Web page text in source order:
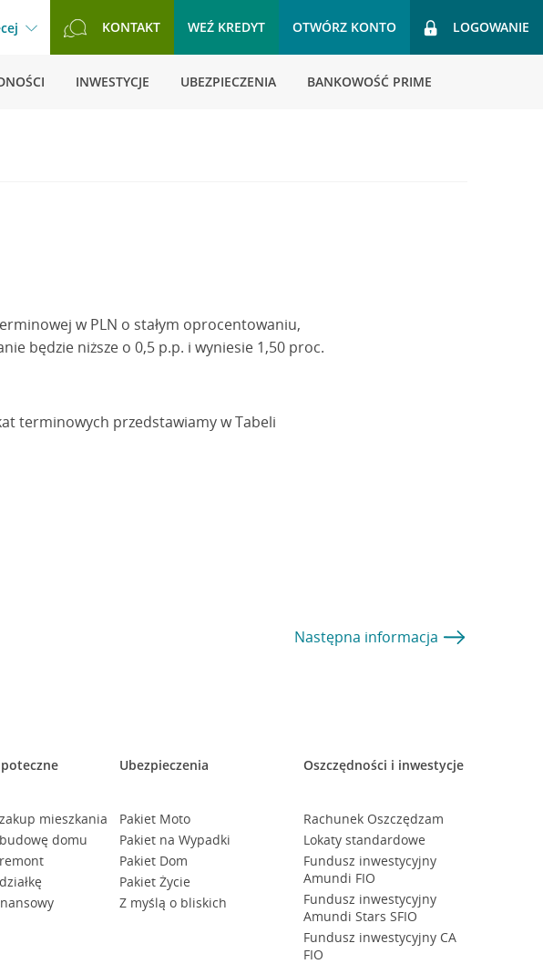
KONTAKT WEŹ KREDYT OTWÓRZ KONTO LOGOWANIE
INWESTYCJE UBEZPIECZENIA BANKOWOŚĆ PRIME
w PLN o stałym oprocentowaniu,
będzie niższe o 0,5 p.p. i wyniesie 1,50 proc.
terminowych przedstawiamy w Tabeli
Następna informacja
mieszkania
domu
Ubezpieczenia
Pakiet Moto
Pakiet na Wypadki
Pakiet Dom
Pakiet Życie
Z myślą o bliskich
Oszczędności i inwestycje
Rachunek Oszczędzam
Lokaty standardowe
Fundusz inwestycyjny
Amundi FIO
Fundusz inwestycyjny
Amundi Stars SFIO
Fundusz inwestycyjny CA
FIO